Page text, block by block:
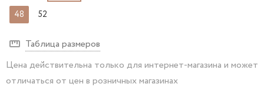
48 52
Таблица размеров
Цена действительна только для интернет-магазина и может
отличаться от цен в розничных магазинах